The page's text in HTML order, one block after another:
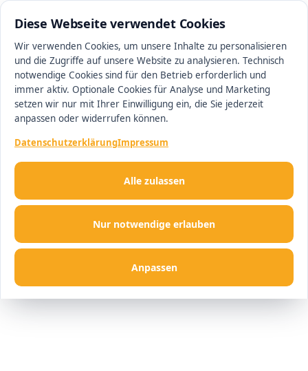
Diese Webseite verwendet Cookies
Wir verwenden Cookies, um unsere Inhalte zu personalisieren
und die Zugriffe auf unsere Website zu analysieren. Technisch
notwendige Cookies sind für den Betrieb erforderlich und
immer aktiv. Optionale Cookies für Analyse und Marketing
setzen wir nur mit Ihrer Einwilligung ein, die Sie jederzeit
anpassen oder widerrufen können.
DatenschutzerklärungImpressum
Nur notwendige erlauben
Anpassen
Alle zulassen